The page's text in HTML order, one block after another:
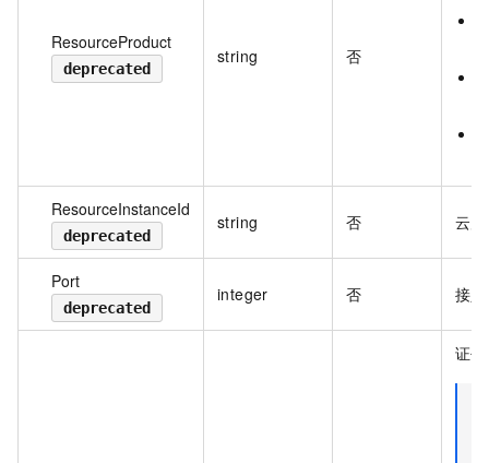
ResourceProduct
deprecated
string 否
ResourceInstanceId
deprecated
string 否 云
Port
deprecated
integer 否 接
证